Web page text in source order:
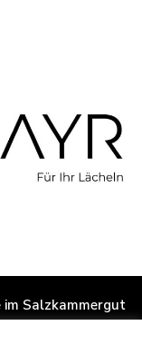
im Salzkammergut